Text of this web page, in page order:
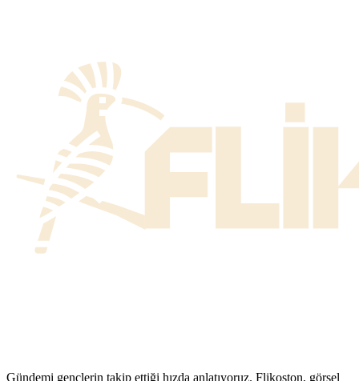
Gündemi gençlerin takip ettiği hızda anlatıyoruz. Flikoston, görsel